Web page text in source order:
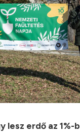
lesz erdő az 1%-